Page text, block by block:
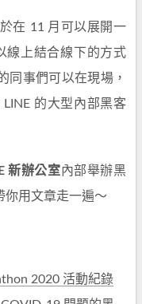
在 11 月可以展開一
線上結合線下的方式
同事們可以在現場，
的大型內部黑客
新辦公室內部舉辦黑
你用文章走一遍～
2020 活動紀錄